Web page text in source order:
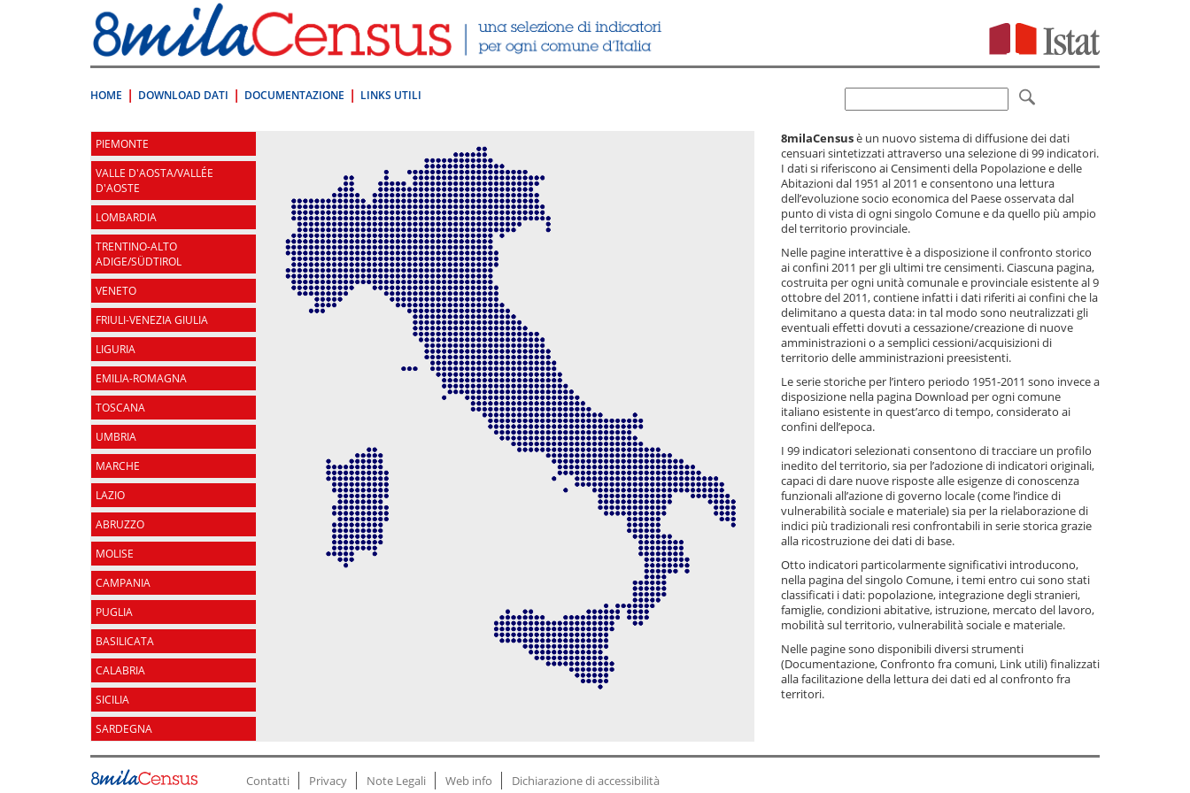
direttamente
a:
Contenuto
HOME DOWNLOAD DATI DOCUMENTAZIONE LINKS UTILI
.
PIEMONTE
VALLE D'AOSTA/VALLÉE
D'AOSTE
LOMBARDIA
TRENTINO-ALTO
ADIGE/SÜDTIROL
VENETO
FRIULI-VENEZIA GIULIA
LIGURIA
EMILIA-ROMAGNA
TOSCANA
UMBRIA
MARCHE
LAZIO
ABRUZZO
MOLISE
CAMPANIA
PUGLIA
BASILICATA
CALABRIA
SICILIA
SARDEGNA
8milaCensusè un nuovo sistema di diffusione dei dati
censuari sintetizzati attraverso una selezione di 99 indicatori.
I dati si riferiscono ai Censimenti della Popolazione e delle
Abitazioni dal 1951 al 2011 e consentono una lettura
dell’evoluzione socio economica del Paese osservata dal
punto di vista di ogni singolo Comune e da quello più ampio
del territorio provinciale.
Nelle pagine interattive è a disposizione il confronto storico
ai confini 2011 per gli ultimi tre censimenti. Ciascuna pagina,
costruita per ogni unità comunale e provinciale esistente al 9
ottobre del 2011, contiene infatti i dati riferiti ai confini che la
delimitano a questa data: in tal modo sono neutralizzati gli
eventuali effetti dovuti a cessazione/creazione di nuove
amministrazioni o a semplici cessioni/acquisizioni di
territorio delle amministrazioni preesistenti.
Le serie storiche per l’intero periodo 1951-2011 sono invece a
disposizione nella pagina Download per ogni comune
italiano esistente in quest’arco di tempo, considerato ai
confini dell’epoca.
I 99 indicatori selezionati consentono di tracciare un profilo
inedito del territorio, sia per l’adozione di indicatori originali,
capaci di dare nuove risposte alle esigenze di conoscenza
funzionali all’azione di governo locale (come l’indice di
vulnerabilità sociale e materiale) sia per la rielaborazione di
indici più tradizionali resi confrontabili in serie storica grazie
alla ricostruzione dei dati di base.
Otto indicatori particolarmente significativi introducono,
nella pagina del singolo Comune, i temi entro cui sono stati
classificati i dati: popolazione, integrazione degli stranieri,
famiglie, condizioni abitative, istruzione, mercato del lavoro,
mobilità sul territorio, vulnerabilità sociale e materiale.
Nelle pagine sono disponibili diversi strumenti
(Documentazione, Confronto fra comuni, Link utili) finalizzati
alla facilitazione della lettura dei dati ed al confronto fra
territori.
Contatti Privacy Note Legali Web info Dichiarazione di accessibilità